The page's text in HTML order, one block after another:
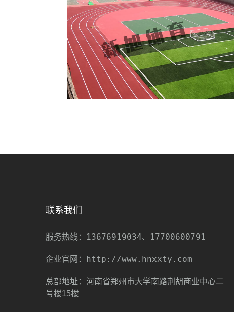
联系我们
服务热线： 13676919034、17700600791
企业官网： http://www.hnxxty.com
总部地址：河南省郑州市大学南路荆胡商业中心二
号楼15楼